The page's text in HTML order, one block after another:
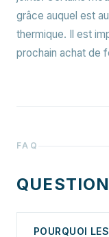
grâce auquel est
thermique. Il est
prochain achat de
FAQ
POURQUOI